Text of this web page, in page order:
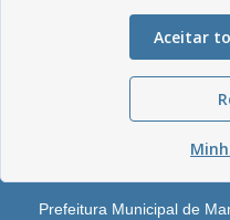
Serviços
Política de
Prefeitura Municipal de
Aceitar